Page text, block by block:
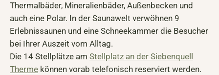
Thermalbäder, Mineralienbäder, Außenbecken und
auch eine Polar. In der Saunawelt verwöhnen 9
Erlebnissaunen und eine Schneekammer die Besucher
bei Ihrer Auszeit vom Alltag.
Die 14 Stellplätze am Stellplatz an der Siebenquell
Therme können vorab telefonisch reserviert werden.